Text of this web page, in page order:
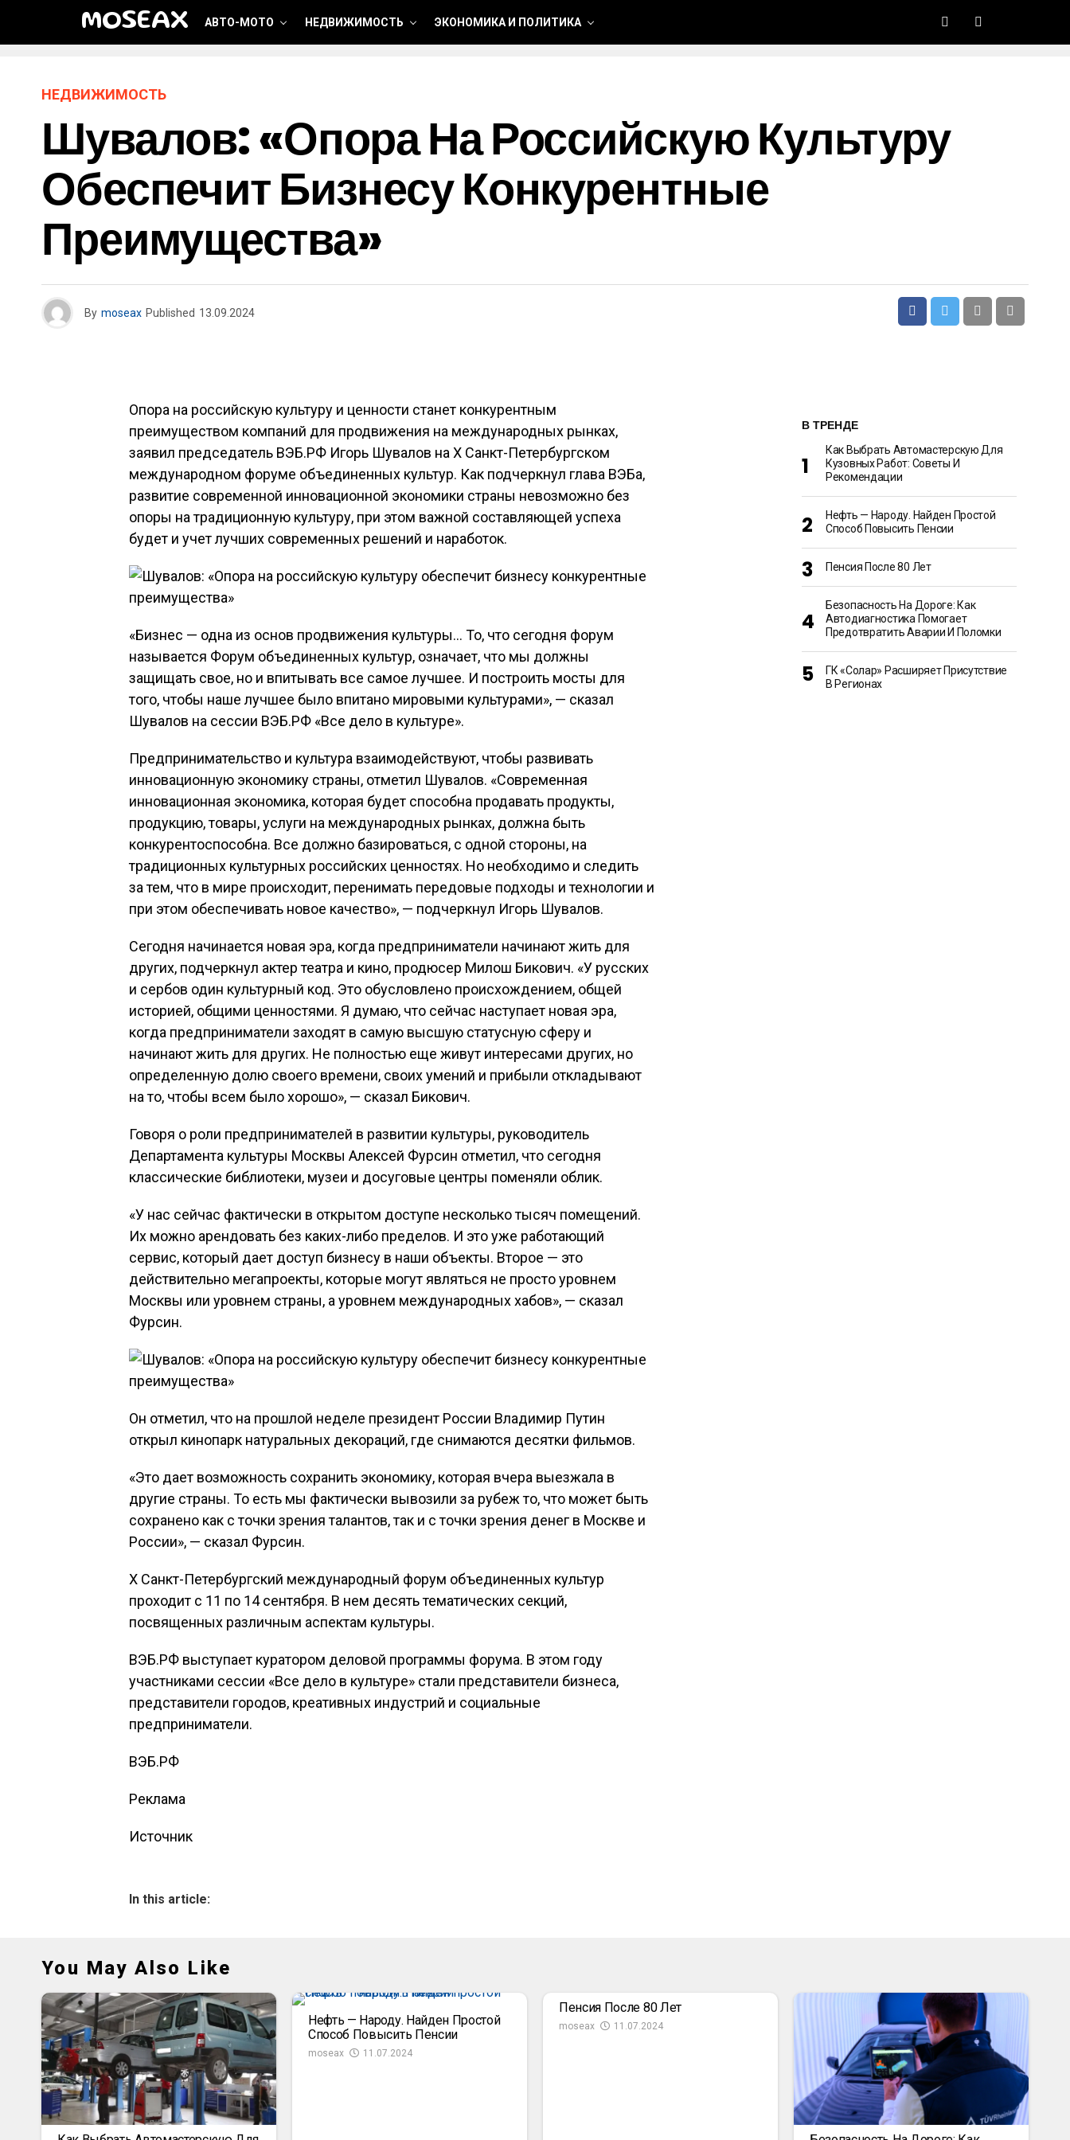
MOSEAX АВТО-МОТО НЕДВИЖИМОСТЬ ЭКОНОМИКА И ПОЛИТИКА
НЕДВИЖИМОСТЬ
Шувалов: «Опора На Российскую Культуру
Обеспечит Бизнесу Конкурентные
Преимущества»
By moseax Published 13.09.2024
Опора на российскую культуру и ценности станет конкурентным
преимуществом компаний для продвижения на международных рынках,
заявил председатель ВЭБ.РФ Игорь Шувалов на X Санкт-Петербургском
международном форуме объединенных культур. Как подчеркнул глава ВЭБа,
развитие современной инновационной экономики страны невозможно без
опоры на традиционную культуру, при этом важной составляющей успеха
будет и учет лучших современных решений и наработок.
«Бизнес — одна из основ продвижения культуры… То, что сегодня форум
называется Форум объединенных культур, означает, что мы должны
защищать свое, но и впитывать все самое лучшее. И построить мосты для
того, чтобы наше лучшее было впитано мировыми культурами», — сказал
Шувалов на сессии ВЭБ.РФ «Все дело в культуре».
Предпринимательство и культура взаимодействуют, чтобы развивать
инновационную экономику страны, отметил Шувалов. «Современная
инновационная экономика, которая будет способна продавать продукты,
продукцию, товары, услуги на международных рынках, должна быть
конкурентоспособна. Все должно базироваться, с одной стороны, на
традиционных культурных российских ценностях. Но необходимо и следить
за тем, что в мире происходит, перенимать передовые подходы и технологии и
при этом обеспечивать новое качество», — подчеркнул Игорь Шувалов.
Сегодня начинается новая эра, когда предприниматели начинают жить для
других, подчеркнул актер театра и кино, продюсер Милош Бикович. «У русских
и сербов один культурный код. Это обусловлено происхождением, общей
историей, общими ценностями. Я думаю, что сейчас наступает новая эра,
когда предприниматели заходят в самую высшую статусную сферу и
начинают жить для других. Не полностью еще живут интересами других, но
определенную долю своего времени, своих умений и прибыли откладывают
на то, чтобы всем было хорошо», — сказал Бикович.
Говоря о роли предпринимателей в развитии культуры, руководитель
Департамента культуры Москвы Алексей Фурсин отметил, что сегодня
классические библиотеки, музеи и досуговые центры поменяли облик.
«У нас сейчас фактически в открытом доступе несколько тысяч помещений.
Их можно арендовать без каких-либо пределов. И это уже работающий
сервис, который дает доступ бизнесу в наши объекты. Второе — это
действительно мегапроекты, которые могут являться не просто уровнем
Москвы или уровнем страны, а уровнем международных хабов», — сказал
Фурсин.
Он отметил, что на прошлой неделе президент России Владимир Путин
открыл кинопарк натуральных декораций, где снимаются десятки фильмов.
«Это дает возможность сохранить экономику, которая вчера выезжала в
другие страны. То есть мы фактически вывозили за рубеж то, что может быть
сохранено как с точки зрения талантов, так и с точки зрения денег в Москве и
России», — сказал Фурсин.
X Санкт-Петербургский международный форум объединенных культур
проходит с 11 по 14 сентября. В нем десять тематических секций,
посвященных различным аспектам культуры.
ВЭБ.РФ выступает куратором деловой программы форума. В этом году
участниками сессии «Все дело в культуре» стали представители бизнеса,
представители городов, креативных индустрий и социальные
предприниматели.
ВЭБ.РФ
Реклама
Источник
In this article:
В ТРЕНДЕ
Как Выбрать Автомастерскую Для
Кузовных Работ: Советы И
Рекомендации
Нефть — Народу. Найден Простой
Способ Повысить Пенсии
Пенсия После 80 Лет
Безопасность На Дороге: Как
Автодиагностика Помогает
Предотвратить Аварии И Поломки
ГК «Солар» Расширяет Присутствие
В Регионах
You May Also Like
Нефть — Народу. Найден Простой
Способ Повысить Пенсии
moseax 11.07.2024
Пенсия После 80 Лет
moseax 11.07.2024